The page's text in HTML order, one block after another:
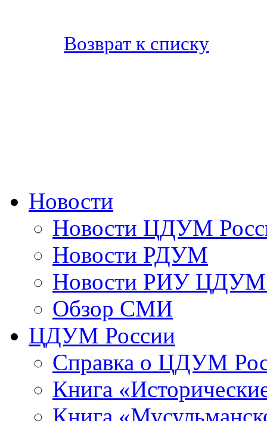
Возврат к списку
Новости
Новости ЦДУМ
Новости РДУМ
Новости РИУ ЦДУМ
Обзор СМИ
ЦДУМ России
Справка о ЦДУМ
Книга